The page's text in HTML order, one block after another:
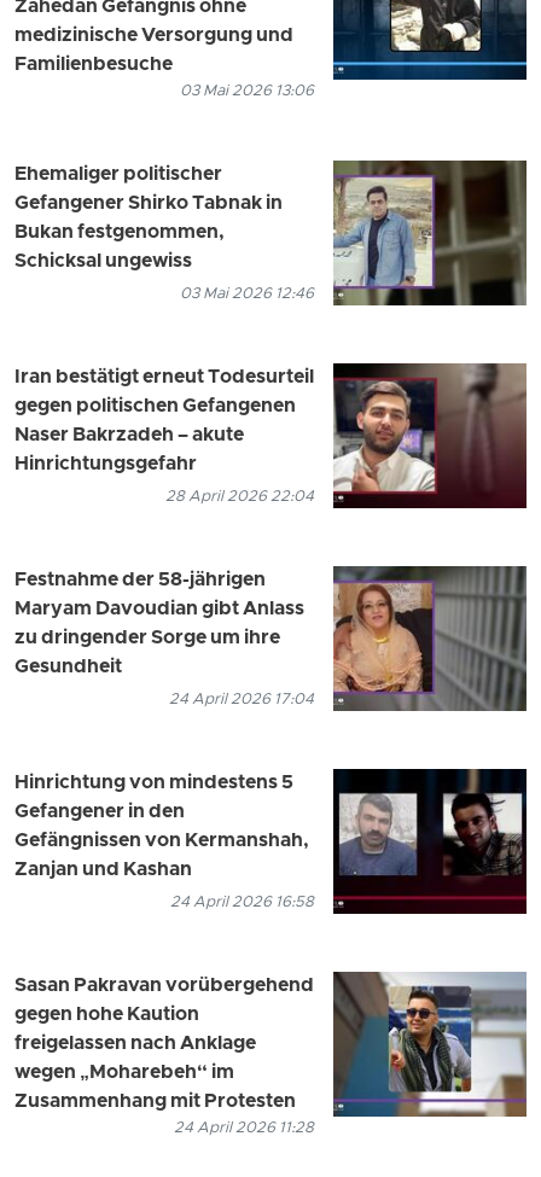
Zahedan Gefängnis ohne
medizinische Versorgung und
Familienbesuche
03 Mai 2026 13:06
Ehemaliger politischer
Gefangener Shirko Tabnak in
Bukan festgenommen,
Schicksal ungewiss
03 Mai 2026 12:46
Iran bestätigt erneut Todesurteil
gegen politischen Gefangenen
Naser Bakrzadeh – akute
Hinrichtungsgefahr
28 April 2026 22:04
Festnahme der 58-jährigen
Maryam Davoudian gibt Anlass
zu dringender Sorge um ihre
Gesundheit
24 April 2026 17:04
Hinrichtung von mindestens 5
Gefangener in den
Gefängnissen von Kermanshah,
Zanjan und Kashan
24 April 2026 16:58
Sasan Pakravan vorübergehend
gegen hohe Kaution
freigelassen nach Anklage
wegen „Moharebeh“ im
Zusammenhang mit Protesten
24 April 2026 11:28